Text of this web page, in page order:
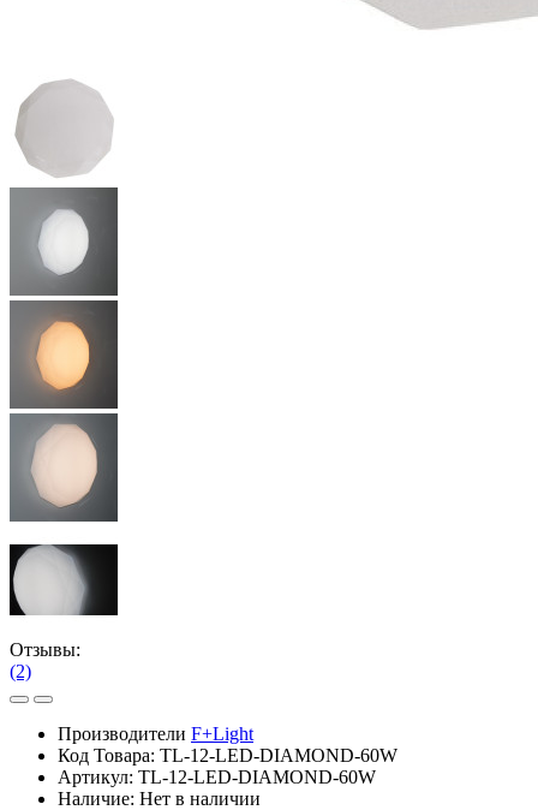
Отзывы:
(2)
Производители F+Light
Код Товара: TL-12-LED-DIAMOND-60W
Артикул: TL-12-LED-DIAMOND-60W
Наличие: Нет в наличии